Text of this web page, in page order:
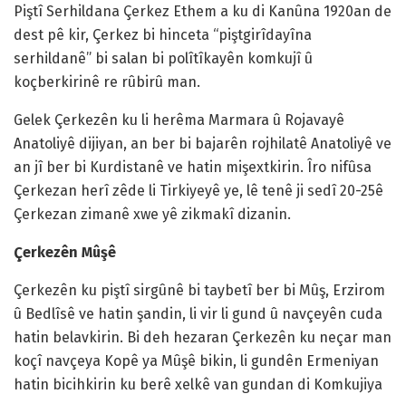
Piştî Serhildana Çerkez Ethem a ku di Kanûna 1920an de
dest pê kir, Çerkez bi hinceta “piştgirîdayîna
serhildanê” bi salan bi polîtîkayên komkujî û
koçberkirinê re rûbirû man.
Gelek Çerkezên ku li herêma Marmara û Rojavayê
Anatoliyê dijiyan, an ber bi bajarên rojhilatê Anatoliyê ve
an jî ber bi Kurdistanê ve hatin mişextkirin. Îro nifûsa
Çerkezan herî zêde li Tirkiyeyê ye, lê tenê ji sedî 20-25ê
Çerkezan zimanê xwe yê zikmakî dizanin.
Çerkezên Mûşê
Çerkezên ku piştî sirgûnê bi taybetî ber bi Mûş, Erzirom
û Bedlîsê ve hatin şandin, li vir li gund û navçeyên cuda
hatin belavkirin. Bi deh hezaran Çerkezên ku neçar man
koçî navçeya Kopê ya Mûşê bikin, li gundên Ermeniyan
hatin bicihkirin ku berê xelkê van gundan di Komkujiya